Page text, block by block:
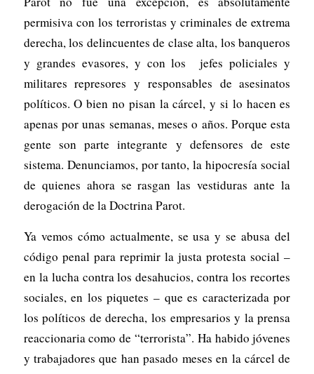
permisiva con los terroristas y criminales de extrema
derecha, los delincuentes de clase alta, los banqueros
y grandes evasores, y con los jefes policiales y
militares represores y responsables de asesinatos
políticos. O bien no pisan la cárcel, y si lo hacen es
apenas por unas semanas, meses o años. Porque esta
gente son parte integrante y defensores de este
sistema. Denunciamos, por tanto, la hipocresía social
de quienes ahora se rasgan las vestiduras ante la
derogación de la Doctrina Parot.
Ya vemos cómo actualmente, se usa y se abusa del
código penal para reprimir la justa protesta social –
en la lucha contra los desahucios, contra los recortes
sociales, en los piquetes – que es caracterizada por
los políticos de derecha, los empresarios y la prensa
reaccionaria como de “terrorista”. Ha habido jóvenes
y trabajadores que han pasado meses en la cárcel de